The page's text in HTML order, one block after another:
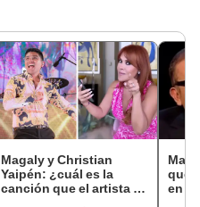
Magaly y Christian
Yaipén: ¿cuál es la
canción que el artista le
que
en